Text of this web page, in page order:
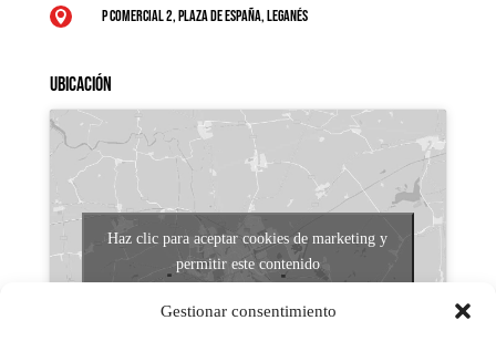
Gestionar consentimiento
 P Comercial 2, Plaza de España, Leganés
Ubicación
Haz clic para aceptar cookies de marketing y
permitir este contenido